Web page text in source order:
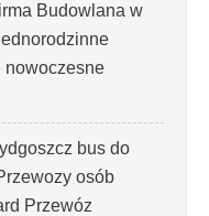
Budowlana w
nowoczesne
bus do
osób
Przewóz